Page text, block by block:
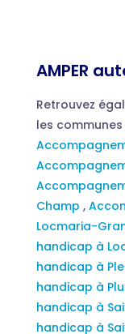
AMPER
Retrouvez
les
Champ ,
Locmaria-
handicap à
handicap à
handicap à
handicap à
handicap à